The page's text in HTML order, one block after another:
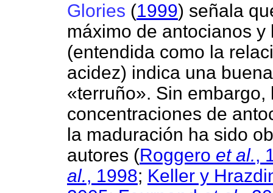
Glories (1999) señala
máximo de antocianos
(entendida como la
acidez) indica una
«terruño». Sin
concentraciones de
la maduración ha sido
autores (Roggero et al.,
al., 1998; Keller y